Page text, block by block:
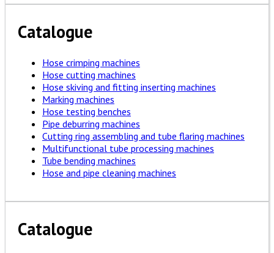
Catalogue
Hose crimping machines
Hose cutting machines
Hose skiving and fitting inserting machines
Marking machines
Hose testing benches
Pipe deburring machines
Cutting ring assembling and tube flaring machines
Multifunctional tube processing machines
Tube bending machines
Hose and pipe cleaning machines
Catalogue